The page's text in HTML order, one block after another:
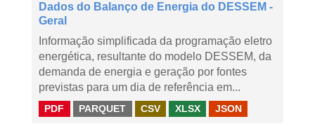
Dados do Balanço de Energia do DESSEM -
Geral
Informação simplificada da programação eletro
energética, resultante do modelo DESSEM, da
demanda de energia e geração por fontes
previstas para um dia de referência em...
PDF PARQUET CSV XLSX JSON